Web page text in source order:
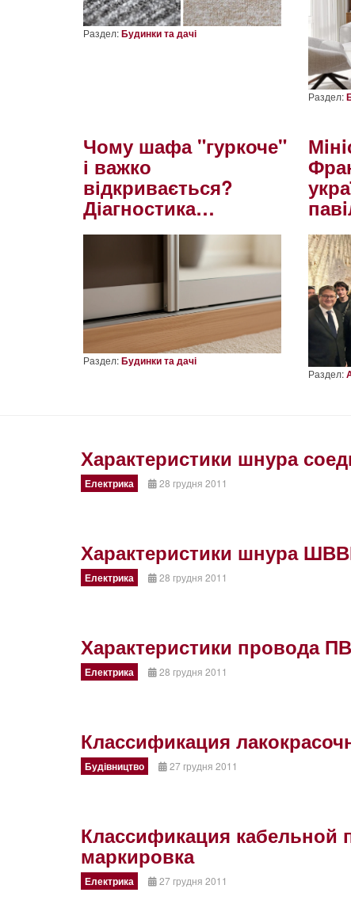
Раздел:Будинки та дачі
Раздел:
Чому шафа "гуркоче"
і важко
відкривається?
Діагностика…
Раздел:Будинки та дачі
Раздел:
Характеристики шнура
Електрика 28 грудня 2011
Характеристики шнура
Електрика 28 грудня 2011
Характеристики провода
Електрика 28 грудня 2011
Классификация
Будівництво 27 грудня 2011
Классификация
маркировка
Електрика 27 грудня 2011
PrevNext